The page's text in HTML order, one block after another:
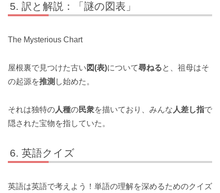
訳と解説：「謎の図表」
The Mysterious Chart
屋根裏で見つけた古い 図(表)について尋ねると、祖母はそ
の起源を推測 し始めた。
それは独特の人種の民衆を描いており、みんな 人差し指で
隠された宝物を指していた。
英語クイズ
英語は英語で考えよう！単語の理解を深めるためのクイズ